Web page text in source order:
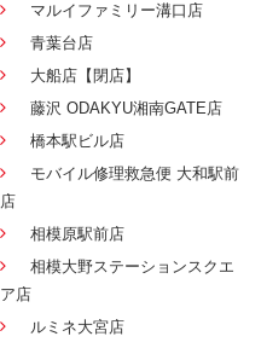
マルイファミリー溝口店
青葉台店
大船店【閉店】
藤沢 ODAKYU湘南GATE店
橋本駅ビル店
モバイル修理救急便 大和駅前
店
相模原駅前店
相模大野ステーションスクエ
ア店
ルミネ大宮店